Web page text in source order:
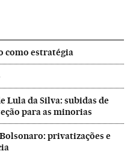
como estratégia
Lula da Silva: subidas de
para as minorias
privatizações e